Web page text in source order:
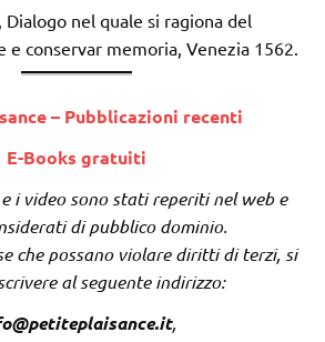
Dialogo nel quale si ragiona del
e conservar memoria, Venezia 1562.
– Pubblicazioni recenti
E-Books gratuiti
i video sono stati reperiti nel web e
di pubblico dominio.
che possano violare diritti di terzi, si
al seguente indirizzo:
,